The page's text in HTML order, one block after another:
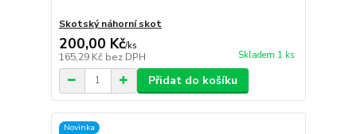
Skotský náhorní skot
200,00 Kč/ks
165,29 Kč bez DPH Skladem 1 ks
Přidat do košíku
Novinka